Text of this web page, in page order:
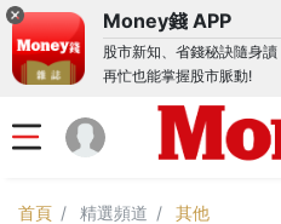
Money錢 APP
股市新知、省錢秘訣隨身讀
再忙也能掌握股市脈動!
首頁 精選頻道 其他